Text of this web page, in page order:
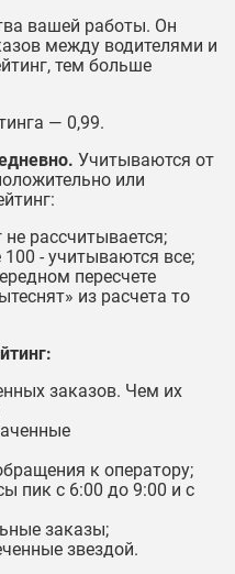
вашей работы. Он
между водителями и
тем больше
— 0,99.
Учитываются от
или
рассчитывается;
- учитываются все;
пересчете
из расчета то
заказов. Чем их
к оператору;
пик с 6:00 до 9:00 и с
заказы;
звездой.